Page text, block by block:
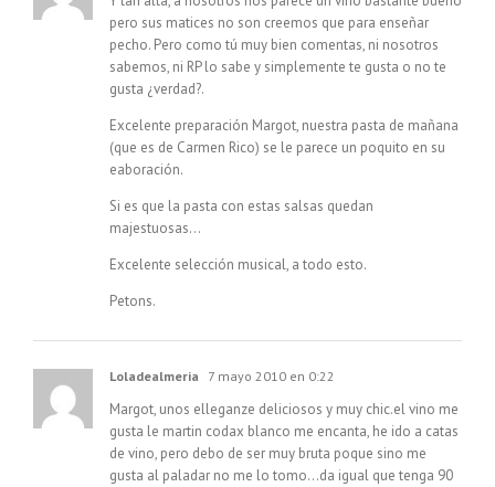
pero sus matices no son creemos que para enseñar
pecho. Pero como tú muy bien comentas, ni nosotros
sabemos, ni RP lo sabe y simplemente te gusta o no te
gusta ¿verdad?.
Excelente preparación Margot, nuestra pasta de mañana
(que es de Carmen Rico) se le parece un poquito en su
eaboración.
Si es que la pasta con estas salsas quedan
majestuosas…
Excelente selección musical, a todo esto.
Petons.
Loladealmeria 7 mayo 2010 en 0:22
Margot, unos elleganze deliciosos y muy chic.el vino me
gusta le martin codax blanco me encanta, he ido a catas
de vino, pero debo de ser muy bruta poque sino me
gusta al paladar no me lo tomo…da igual que tenga 90